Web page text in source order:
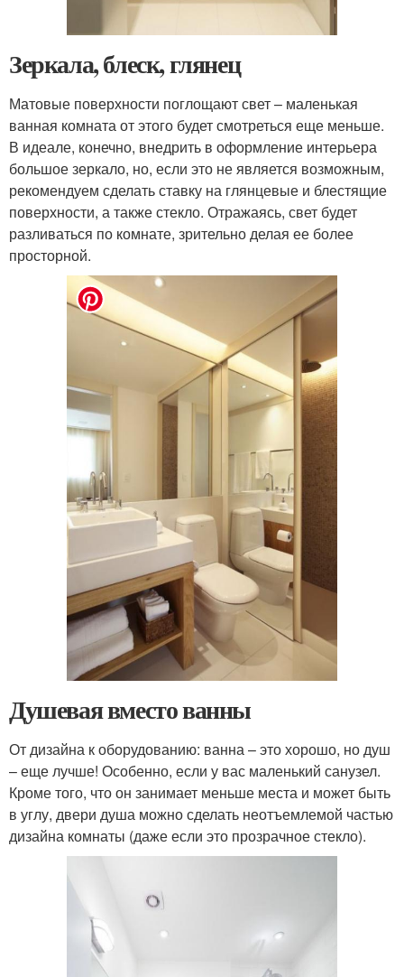
Зеркала, блеск, глянец
Матовые поверхности поглощают свет – маленькая
ванная комната от этого будет смотреться еще меньше.
В идеале, конечно, внедрить в оформление интерьера
большое зеркало, но, если это не является возможным,
рекомендуем сделать ставку на глянцевые и блестящие
поверхности, а также стекло. Отражаясь, свет будет
разливаться по комнате, зрительно делая ее более
просторной.
Душевая вместо ванны
От дизайна к оборудованию: ванна – это хорошо, но душ
– еще лучше! Особенно, если у вас маленький санузел.
Кроме того, что он занимает меньше места и может быть
в углу, двери душа можно сделать неотъемлемой частью
дизайна комнаты (даже если это прозрачное стекло).